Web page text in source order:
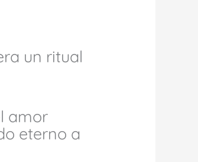
un ritual
amor
eterno a